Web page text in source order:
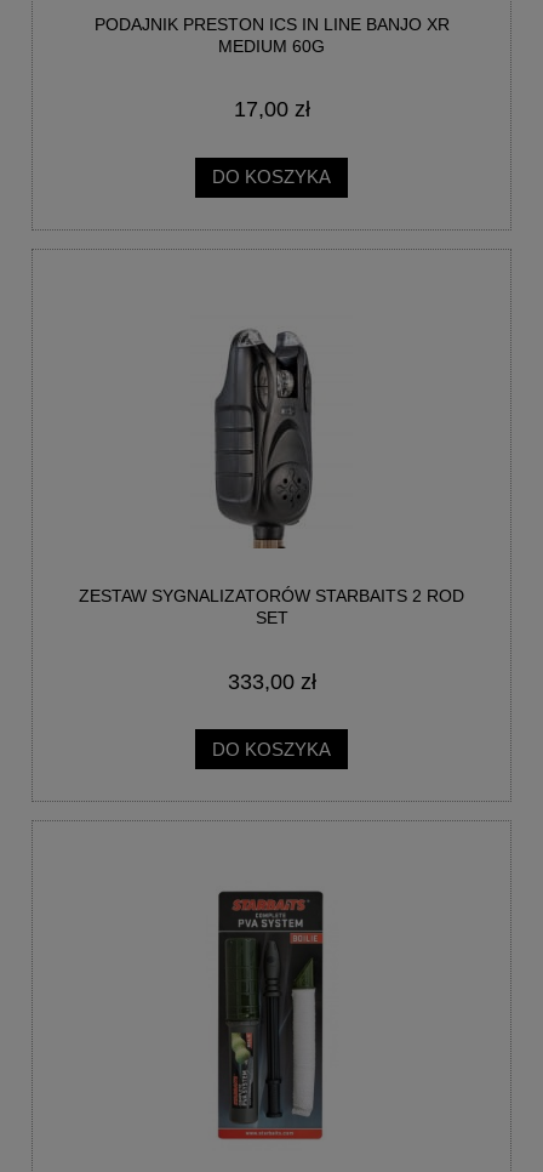
PODAJNIK PRESTON ICS IN LINE BANJO XR
MEDIUM 60G
17,00 zł
DO KOSZYKA
ZESTAW SYGNALIZATORÓW STARBAITS 2 ROD
SET
333,00 zł
DO KOSZYKA